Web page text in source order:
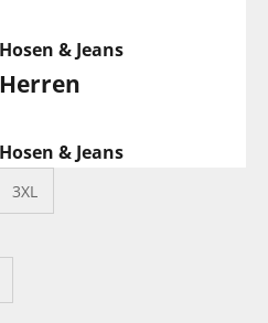
Hosen & Jeans
Herren
Hosen & Jeans
3XL